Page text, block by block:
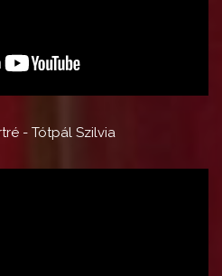
- Tótpál Szilvia